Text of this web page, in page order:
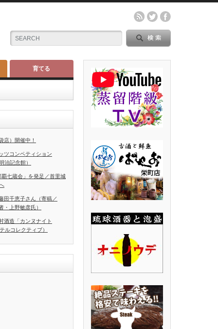
育てる
店）開催中！
ツコンペティション
治記念館）
七蔵会」を発足／首里城
田千恵子さん（寄稿／
・上野敏彦氏）
酒造「カンヌナイト
ルコレクティブ）